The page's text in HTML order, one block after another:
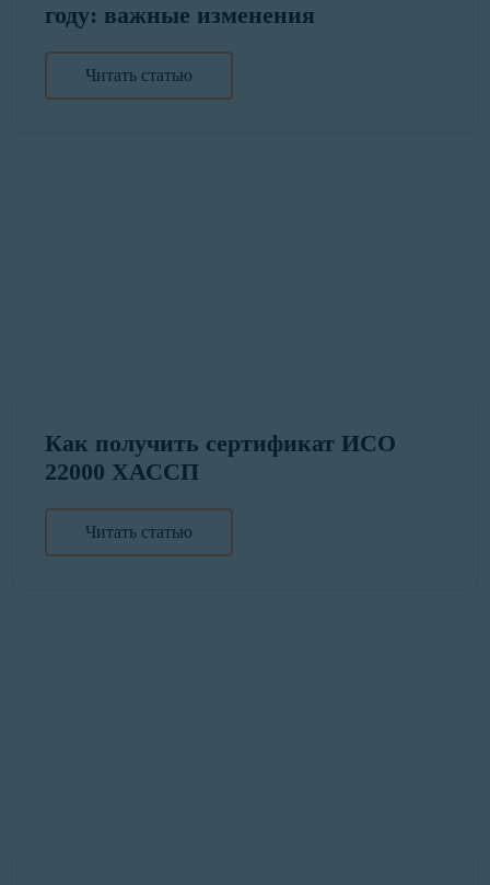
году: важные изменения
Читать статью
Как получить сертификат ИСО
22000 ХАССП
Читать статью